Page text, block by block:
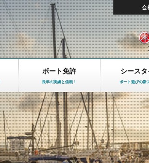
会
ボート免許
長年の実績と信頼！
シース
ボート遊びの新